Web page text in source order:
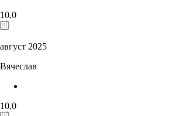
10,0
август 2025
Вячеслав
10,0